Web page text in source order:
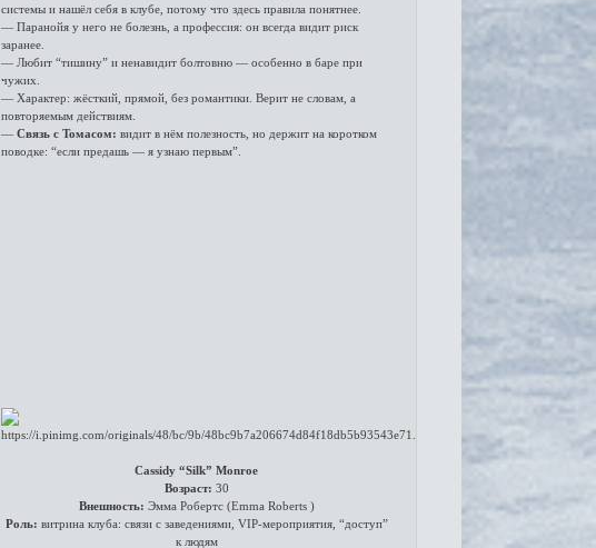
системы и нашёл себя в клубе, потому что здесь правила понятнее.
— Паранойя у него не болезнь, а профессия: он всегда видит риск
заранее.
— Любит “тишину” и ненавидит болтовню — особенно в баре при
чужих.
— Характер: жёсткий, прямой, без романтики. Верит не словам, а
повторяемым действиям.
— Связь с Томасом: видит в нём полезность, но держит на коротком
поводке: “если предашь — я узнаю первым”.
Cassidy “Silk” Monroe
Возраст: 30
Внешность: Эмма Робертс (Emma Roberts )
Роль: витрина клуба: связи с заведениями, VIP-мероприятия, “доступ”
к людям